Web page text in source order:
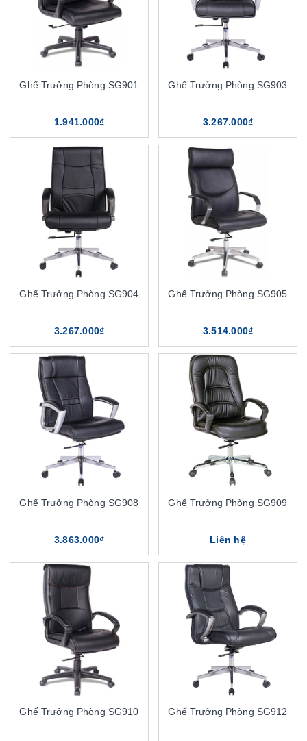
Ghế Trưởng Phòng SG901
1.941.000₫
Ghế Trưởng Phòng SG903
3.267.000₫
Ghế Trưởng Phòng SG904
3.267.000₫
Ghế Trưởng Phòng SG905
3.514.000₫
Ghế Trưởng Phòng SG908
3.863.000₫
Ghế Trưởng Phòng SG909
Liên hệ
Ghế Trưởng Phòng SG910 Ghế Trưởng Phòng SG912